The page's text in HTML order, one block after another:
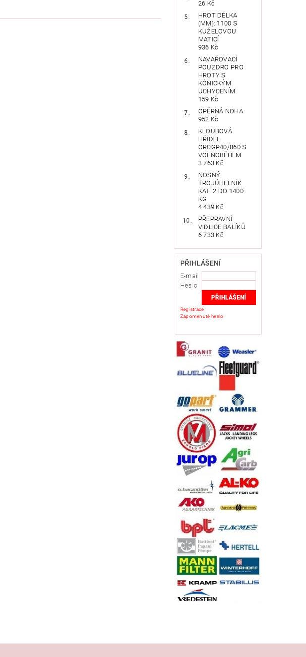
26 Kč
HROT DÉLKA
(MM): 1100 S
KUŽELOVOU
MATICÍ
936 Kč
NAVAŘOVACÍ
POUZDRO PRO
HROTY S
KÓNICKÝM
UCHYCENÍM
159 Kč
OPĚRNÁ NOHA
952 Kč
KLOUBOVÁ
HŘÍDEL
ORCGP40/860 S
VOLNOBĚHEM
3 763 Kč
NOSNÝ
TROJÚHELNÍK
KAT. 2 DO 1400
KG
4 439 Kč
PŘEPRAVNÍ
VIDLICE BALÍKŮ
6 733 Kč
PŘIHLÁŠENÍ
E-mail
Heslo
Registrace
Zapomenuté heslo